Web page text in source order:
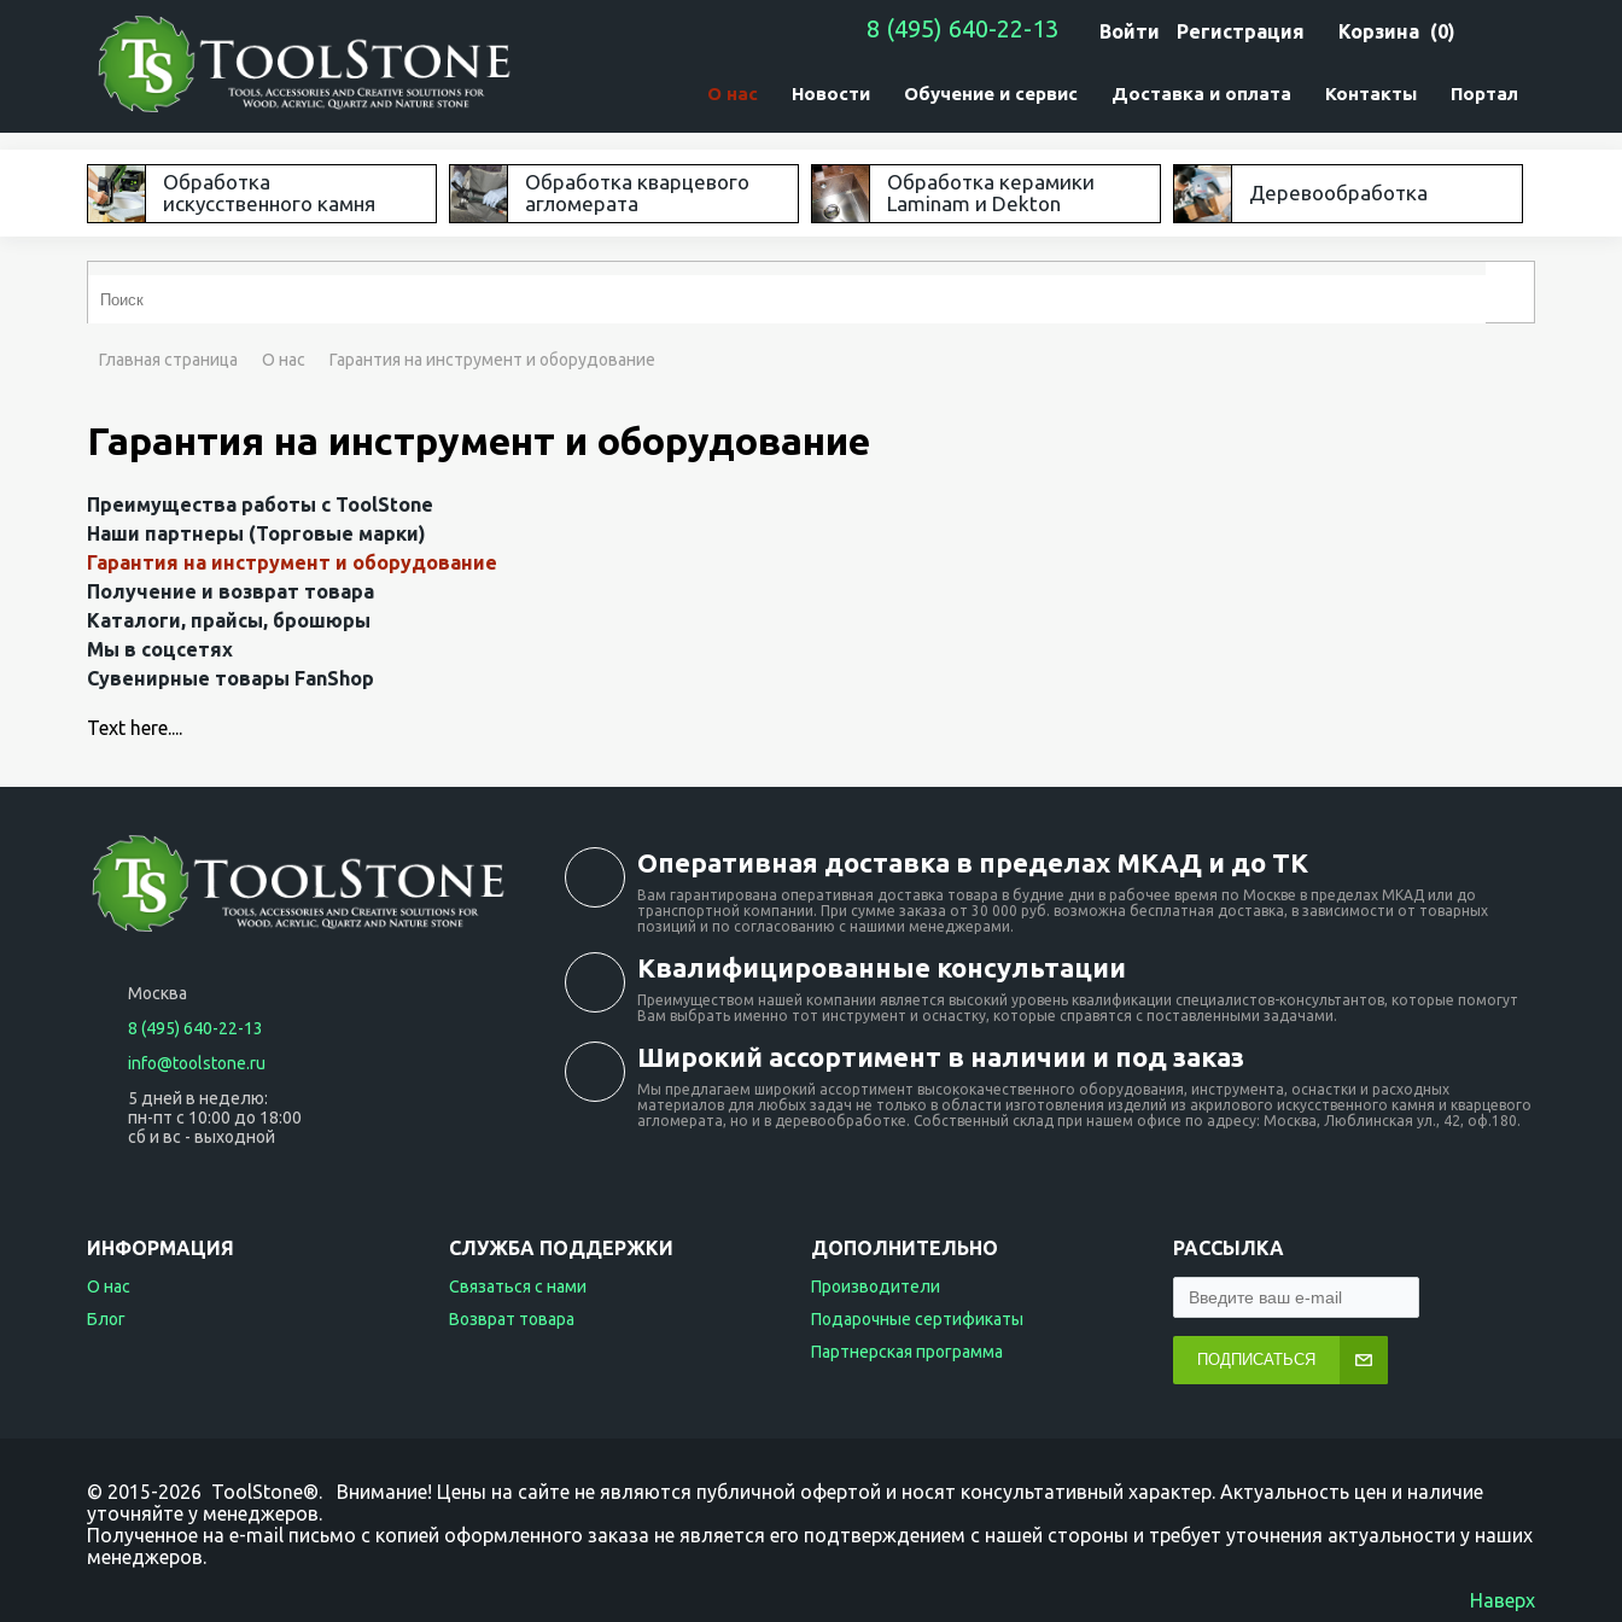
Войти Регистрация Корзина (0)
8 (495) 640-22-13
Портал
Контакты
Доставка и оплата
Обучение и сервис
Новости
О нас
Обработка
искусственного камня
Обработка кварцевого
агломерата
Обработка керамики
Laminam и Dekton
Деревообработка
Главная страница О нас Гарантия на инструмент и оборудование
Гарантия на инструмент и оборудование
Преимущества работы с ToolStone
Наши партнеры (Торговые марки)
Гарантия на инструмент и оборудование
Получение и возврат товара
Каталоги, прайсы, брошюры
Мы в соцсетях
Сувенирные товары FanShop
Text here....
Москва
8 (495) 640-22-13
info@toolstone.ru
5 дней в неделю:
пн-пт с 10:00 до 18:00
сб и вс - выходной
Оперативная доставка в пределах МКАД и до ТК
Вам гарантирована оперативная доставка товара в будние дни в рабочее время по Москве в пределах МКАД или до
транспортной компании. При сумме заказа от 30 000 руб. возможна бесплатная доставка, в зависимости от товарных
позиций и по согласованию с нашими менеджерами.
Квалифицированные консультации
Преимуществом нашей компании является высокий уровень квалификации специалистов-консультантов, которые помогут
Вам выбрать именно тот инструмент и оснастку, которые справятся с поставленными задачами.
Широкий ассортимент в наличии и под заказ
Мы предлагаем широкий ассортимент высококачественного оборудования, инструмента, оснастки и расходных
материалов для любых задач не только в области изготовления изделий из акрилового искусственного камня и кварцевого
агломерата, но и в деревообработке. Собственный склад при нашем офисе по адресу: Москва, Люблинская ул., 42, оф.180.
ИНФОРМАЦИЯ
О нас
Блог
СЛУЖБА ПОДДЕРЖКИ
Связаться с нами
Возврат товара
ДОПОЛНИТЕЛЬНО
Производители
Подарочные сертификаты
Партнерская программа
РАССЫЛКА
ПОДПИСАТЬСЯ
© 2015-2026 ToolStone®. Внимание! Цены на сайте не являются публичной офертой и носят консультативный характер. Актуальность цен и наличие
уточняйте у менеджеров.
Полученное на e-mail письмо с копией оформленного заказа не является его подтверждением с нашей стороны и требует уточнения актуальности у наших
менеджеров.
Наверх